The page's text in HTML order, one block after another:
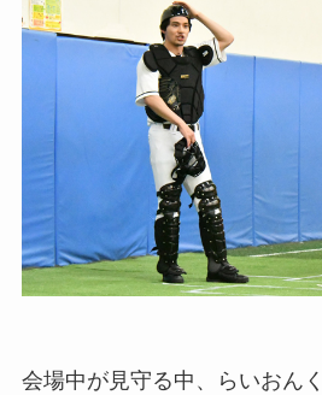
会場中が見守る中、らいおん